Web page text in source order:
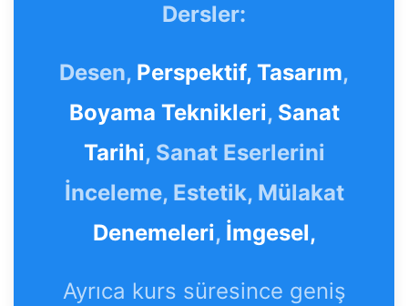
Dersler:
Desen, Perspektif, Tasarım,
Boyama Teknikleri, Sanat
Tarihi, Sanat Eserlerini
İnceleme, Estetik, Mülakat
Denemeleri, İmgesel,
Ayrıca kurs süresince geniş